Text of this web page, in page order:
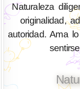
Naturaleza
originalidad,
autoridad. Ama